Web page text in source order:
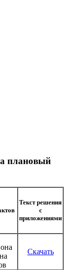
плановый
Текст решения
с
приложениями
Скачать